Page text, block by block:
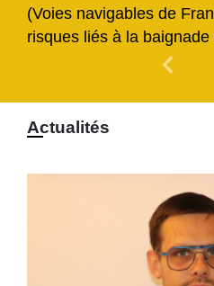
(Voies navigables de
risques liés à la baignade
chevron_left
Actualités